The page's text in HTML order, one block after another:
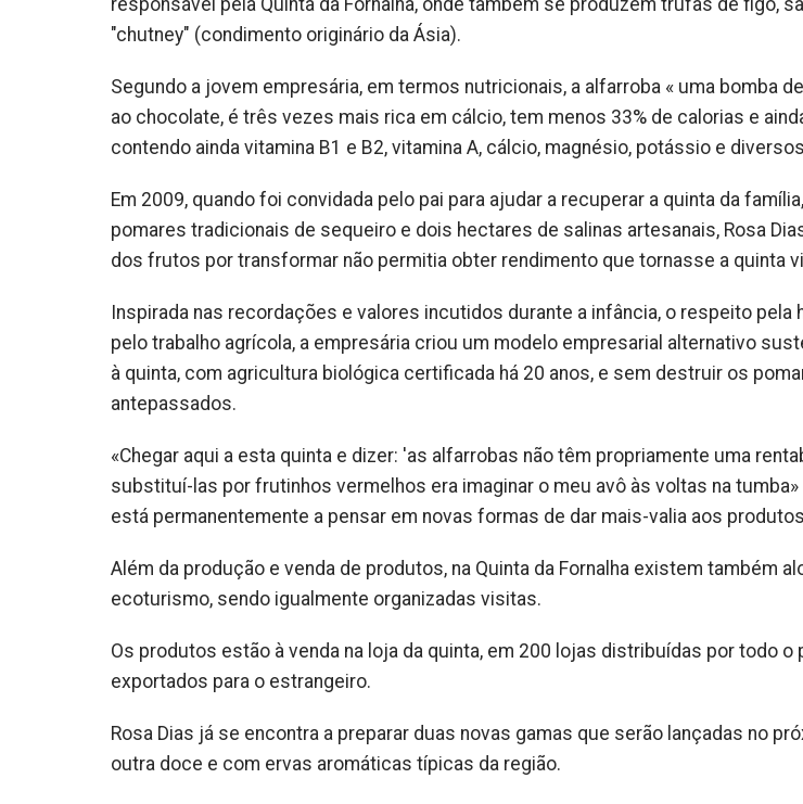
responsável pela Quinta da Fornalha, onde também se produzem trufas de figo,
"chutney" (condimento originário da Ásia).
Segundo a jovem empresária, em termos nutricionais, a alfarroba « uma bomba
ao chocolate, é três vezes mais rica em cálcio, tem menos 33% de calorias e
contendo ainda vitamina B1 e B2, vitamina A, cálcio, magnésio, potássio e
Em 2009, quando foi convidada pelo pai para ajudar a recuperar a quinta da
pomares tradicionais de sequeiro e dois hectares de salinas artesanais, Rosa
dos frutos por transformar não permitia obter rendimento que tornasse a quinta
Inspirada nas recordações e valores incutidos durante a infância, o respeito pela
pelo trabalho agrícola, a empresária criou um modelo empresarial alternativo
à quinta, com agricultura biológica certificada há 20 anos, e sem destruir os
antepassados.
«Chegar aqui a esta quinta e dizer: 'as alfarrobas não têm propriamente uma
substituí-las por frutinhos vermelhos era imaginar o meu avô às voltas na tumba»
está permanentemente a pensar em novas formas de dar mais-valia aos
Além da produção e venda de produtos, na Quinta da Fornalha existem também
ecoturismo, sendo igualmente organizadas visitas.
Os produtos estão à venda na loja da quinta, em 200 lojas distribuídas por todo o
exportados para o estrangeiro.
Rosa Dias já se encontra a preparar duas novas gamas que serão lançadas no
outra doce e com ervas aromáticas típicas da região.